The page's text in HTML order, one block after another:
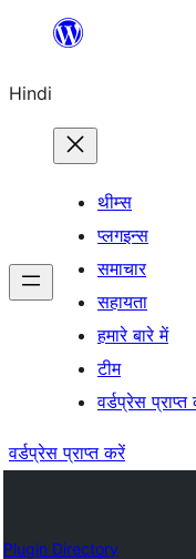
सामग्री
जाएं
Hindi
थीम्स
प्लगइन्स
समाचार
सहायता
हमारे बारे में
टीम
वर्डप्रेस
वर्डप्रेस प्राप्त करें
Plugin Directory